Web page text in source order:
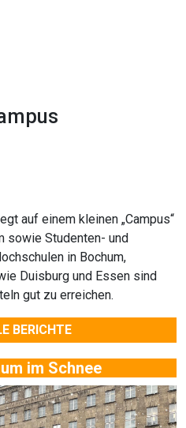
auf einem kleinen „Campus“
sowie Studenten- und
in Bochum,
Duisburg und Essen sind
gut zu erreichen.
BERICHTE
im Schnee